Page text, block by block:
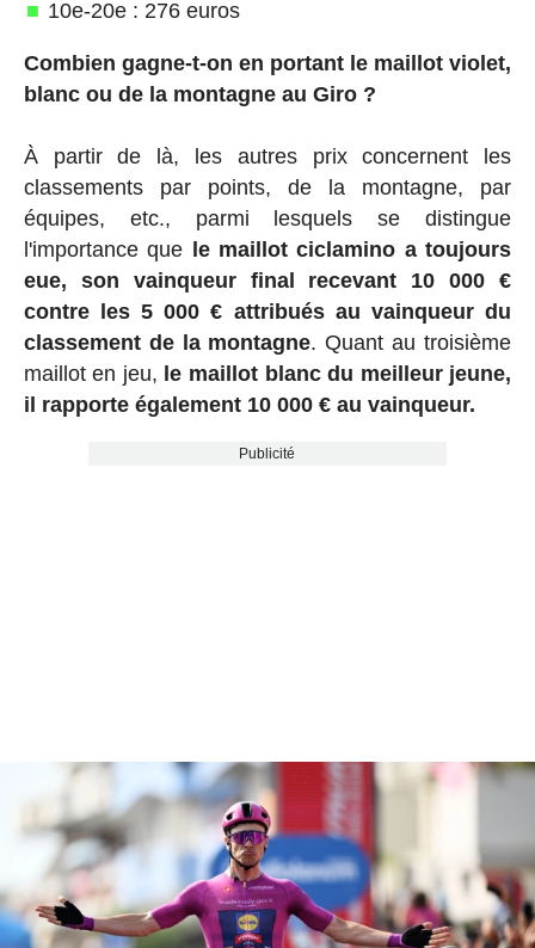
10e-20e : 276 euros
Combien gagne-t-on en portant le maillot violet,
blanc ou de la montagne au Giro ?
À partir de là, les autres prix concernent les
classements par points, de la montagne, par
équipes, etc., parmi lesquels se distingue
l'importance que
le maillot ciclamino a toujours
eue, son vainqueur final recevant 10 000 €
contre les 5 000 € attribués au vainqueur du
classement de la montagne. Quant au troisième
maillot en jeu, le maillot blanc du meilleur jeune,
il rapporte également 10 000 € au vainqueur.
Publicité